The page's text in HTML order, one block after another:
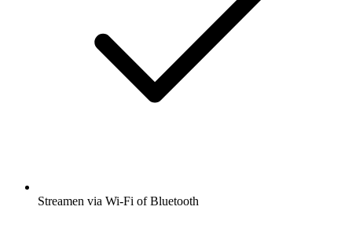
Streamen via Wi-Fi of Bluetooth